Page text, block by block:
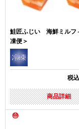
鮭匠ふじい 海鮮ミルフ
凍便＞
税
商品詳細